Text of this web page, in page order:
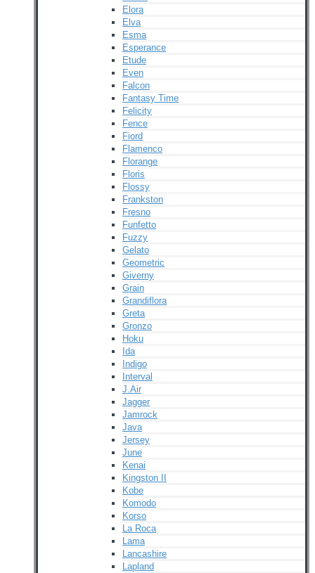
Elora
Elva
Esma
Esperance
Etude
Even
Falcon
Fantasy Time
Felicity
Fence
Fiord
Flamenco
Florange
Floris
Flossy
Frankston
Fresno
Funfetto
Fuzzy
Gelato
Geometric
Giverny
Grain
Grandiflora
Greta
Gronzo
Hoku
Ida
Indigo
Interval
J.Air
Jagger
Jamrock
Java
Jersey
June
Kenai
Kingston II
Kobe
Komodo
Korso
La Roca
Lama
Lancashire
Lapland